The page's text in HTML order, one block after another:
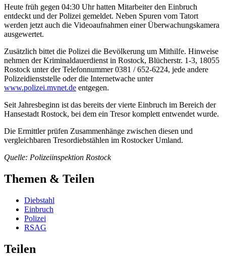
Heute früh gegen 04:30 Uhr hatten Mitarbeiter den Einbruch
entdeckt und der Polizei gemeldet. Neben Spuren vom Tatort
werden jetzt auch die Videoaufnahmen einer Überwachungskamera
ausgewertet.
Zusätzlich bittet die Polizei die Bevölkerung um Mithilfe. Hinweise
nehmen der Kriminaldauerdienst in Rostock, Blücherstr. 1-3, 18055
Rostock unter der Telefonnummer 0381 / 652-6224, jede andere
Polizeidienststelle oder die Internetwache unter
www.polizei.mvnet.de entgegen.
Seit Jahresbeginn ist das bereits der vierte Einbruch im Bereich der
Hansestadt Rostock, bei dem ein Tresor komplett entwendet wurde.
Die Ermittler prüfen Zusammenhänge zwischen diesen und
vergleichbaren Tresordiebstählen im Rostocker Umland.
Quelle: Polizeiinspektion Rostock
Themen & Teilen
Diebstahl
Einbruch
Polizei
RSAG
Teilen